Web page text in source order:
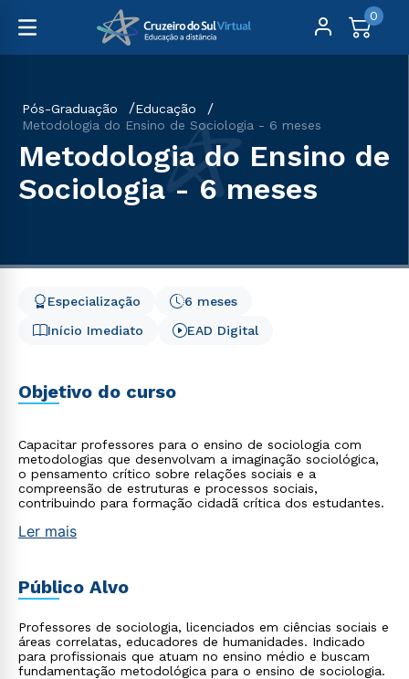
0
Pós-Graduação
Educação
Metodologia do Ensino de Sociologia - 6 meses
Metodologia do Ensino de
Sociologia - 6 meses
Início Imediato
6 meses
Especialização
EAD Digital
Objetivo do curso
Capacitar professores para o ensino de sociologia com
metodologias que desenvolvam a imaginação sociológica,
o pensamento crítico sobre relações sociais e a
compreensão de estruturas e processos sociais,
contribuindo para formação cidadã crítica dos estudantes.
Ler mais
Público Alvo
Professores de sociologia, licenciados em ciências sociais e
áreas correlatas, educadores de humanidades. Indicado
para profissionais que atuam no ensino médio e buscam
fundamentação metodológica para o ensino de sociologia.